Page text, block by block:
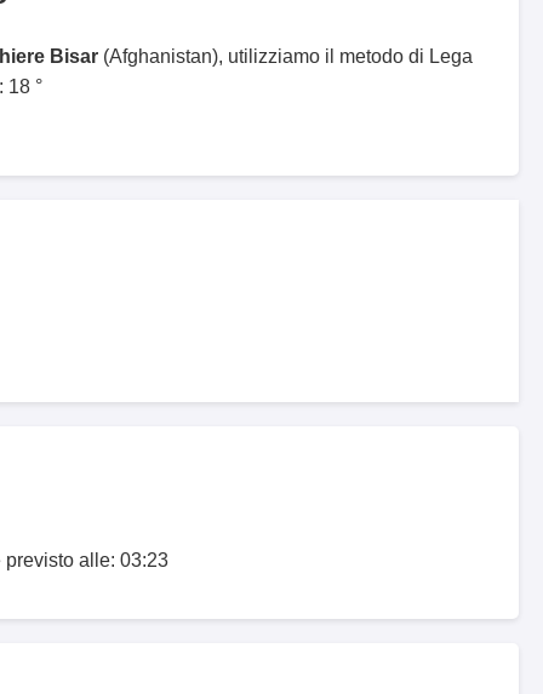
Bisar (Afghanistan), utilizziamo il metodo di Lega
18 °
alle: 03:23